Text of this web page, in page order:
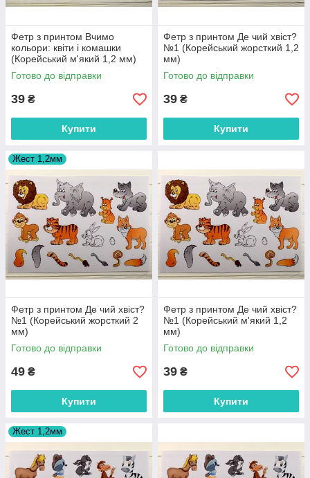
Фетр з принтом Вчимо
кольори: квіти і комашки
(Корейський м'який 1,2 мм)
Готово до відправки
39 ₴
Купити
Фетр з принтом Де чий хвіст?
№1 (Корейський жорсткий 1,2
мм)
Готово до відправки
39 ₴
Купити
Жест 1,2мм
Фетр з принтом Де чий хвіст?
№1 (Корейський жорсткий 2
мм)
Готово до відправки
49 ₴
Купити
Фетр з принтом Де чий хвіст?
№1 (Корейський м'який 1,2
мм)
Готово до відправки
39 ₴
Купити
Жест 1,2мм